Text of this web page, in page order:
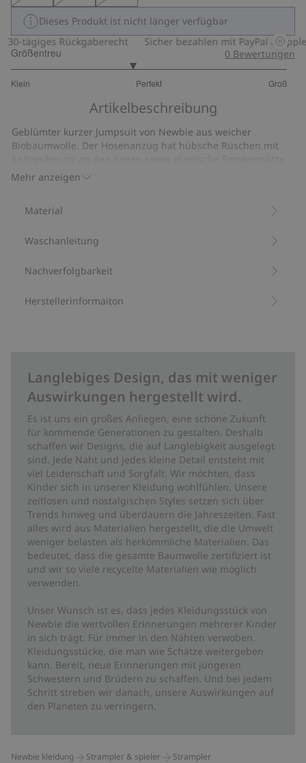
Dieses Produkt ist nicht länger verfügbar
tägiges Rückgaberecht
Sicher bezahlen mit PayPal & Apple
Größentreu
Klein Perfekt Groß
von
8
Bewertungen
0 Bewertungen
Artikelbeschreibung
Mehr anzeigen
Geblümter kurzer Jumpsuit von Newbie aus weicher
Biobaumwolle. Der Hosenanzug hat hübsche Rüschen mit
vorne und hinten für eine anschmiegsame, bequeme
Passform. Die Shorts sind gefüttert und an den
den Alltag und für festliche Anlässe.
Artikelnummer:833509
Material
Waschanleitung
Nachverfolgbarkeit
Herstellerinformaiton
Langlebiges Design, das mit weniger
Auswirkungen hergestellt wird.
Es ist uns ein großes Anliegen, eine schöne Zukunft
für kommende Generationen zu gestalten. Deshalb
schaffen wir Designs, die auf Langlebigkeit ausgelegt
sind. Jede Naht und jedes kleine Detail entsteht mit
viel Leidenschaft und Sorgfalt. Wir möchten, dass
Kinder sich in unserer Kleidung wohlfühlen. Unsere
zeitlosen und nostalgischen Styles setzen sich über
Trends hinweg und überdauern die Jahreszeiten. Fast
alles wird aus Materialien hergestellt, die die Umwelt
weniger belasten als herkömmliche Materialien. Das
bedeutet, dass die gesamte Baumwolle zertifiziert ist
und wir so viele recycelte Materialien wie möglich
verwenden.
Unser Wunsch ist es, dass jedes Kleidungsstück von
Newbie die wertvollen Erinnerungen mehrerer Kinder
in sich trägt. Für immer in den Nähten verwoben.
Kleidungsstücke, die man wie Schätze weitergeben
kann. Bereit, neue Erinnerungen mit jüngeren
Schwestern und Brüdern zu schaffen. Und bei jedem
Schritt streben wir danach, unsere Auswirkungen auf
den Planeten zu verringern.
Newbie kleidung Strampler & spieler Strampler